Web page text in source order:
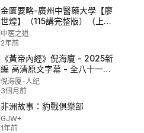
金匱要略-廣州中醫藥大學【廖
世煌】（115講完整版）（上集
1-60講） - 040 - 第040集痰
飲8 #中醫 #健康 #中醫學
中医之道
2年前
《黃帝內經》倪海廈 - 2025新
編 高清原文字幕 - 全八十一集
P1 - 01·上古天真論
倪海厦-人纪
3個月前
非洲故事：豹戰俱樂部
GJW+
1年前